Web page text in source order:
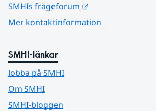
SMHIs frågeforum
Mer kontaktinformation
SMHI-länkar
Jobba på SMHI
Om SMHI
SMHI-bloggen